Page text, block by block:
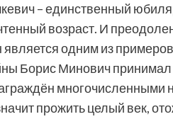
– единственный
возраст. И
одним из
Борис Минович
многочисленными
прожить целый век,